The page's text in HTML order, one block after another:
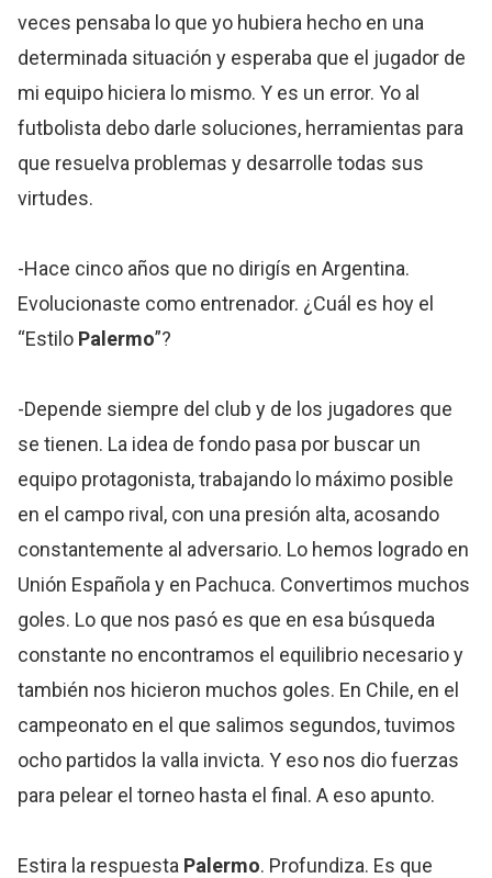
veces pensaba lo que yo hubiera hecho en una
determinada situación y esperaba que el jugador de
mi equipo hiciera lo mismo. Y es un error. Yo al
futbolista debo darle soluciones, herramientas para
que resuelva problemas y desarrolle todas sus
virtudes.
-Hace cinco años que no dirigís en Argentina.
Evolucionaste como entrenador. ¿Cuál es hoy el
“Estilo Palermo”?
-Depende siempre del club y de los jugadores que
se tienen. La idea de fondo pasa por buscar un
equipo protagonista, trabajando lo máximo posible
en el campo rival, con una presión alta, acosando
constantemente al adversario. Lo hemos logrado en
Unión Española y en Pachuca. Convertimos muchos
goles. Lo que nos pasó es que en esa búsqueda
constante no encontramos el equilibrio necesario y
también nos hicieron muchos goles. En Chile, en el
campeonato en el que salimos segundos, tuvimos
ocho partidos la valla invicta. Y eso nos dio fuerzas
para pelear el torneo hasta el final. A eso apunto.
Estira la respuesta Palermo. Profundiza. Es que